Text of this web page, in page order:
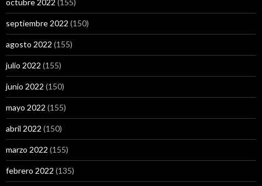
octubre 2022 (155)
septiembre 2022 (150)
agosto 2022 (155)
julio 2022 (155)
junio 2022 (150)
mayo 2022 (155)
abril 2022 (150)
marzo 2022 (155)
febrero 2022 (135)